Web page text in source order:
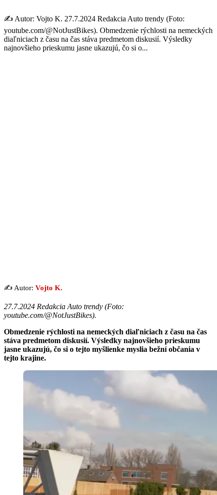
✍️ Autor: Vojto K. 27.7.2024 Redakcia Auto trendy (Foto:
youtube.com/@NotJustBikes). Obmedzenie rýchlosti na nemeckých
diaľniciach z času na čas stáva predmetom diskusií. Výsledky
najnovšieho prieskumu jasne ukazujú, čo si o...
✍️ Autor: Vojto K.
27.7.2024 Redakcia Auto trendy (Foto:
youtube.com/@NotJustBikes).
Obmedzenie rýchlosti na nemeckých diaľniciach z času na čas
stáva predmetom diskusií. Výsledky najnovšieho prieskumu
jasne ukazujú, čo si o tejto myšlienke myslia bežní občania v
tejto krajine.